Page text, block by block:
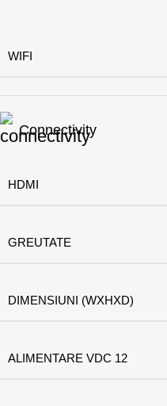
WIFI
Connectivity
HDMI
GREUTATE
DIMENSIUNI (WXHXD)
ALIMENTARE VDC 12